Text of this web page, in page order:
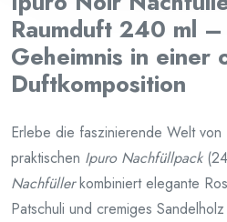
Raumduft 240 ml –
Geheimnis in einer
Duftkomposition
Erlebe die faszinierende Welt von
praktischen Ipuro Nachfüllpack
Nachfüllerkombiniert elegante
Patschuli und cremiges